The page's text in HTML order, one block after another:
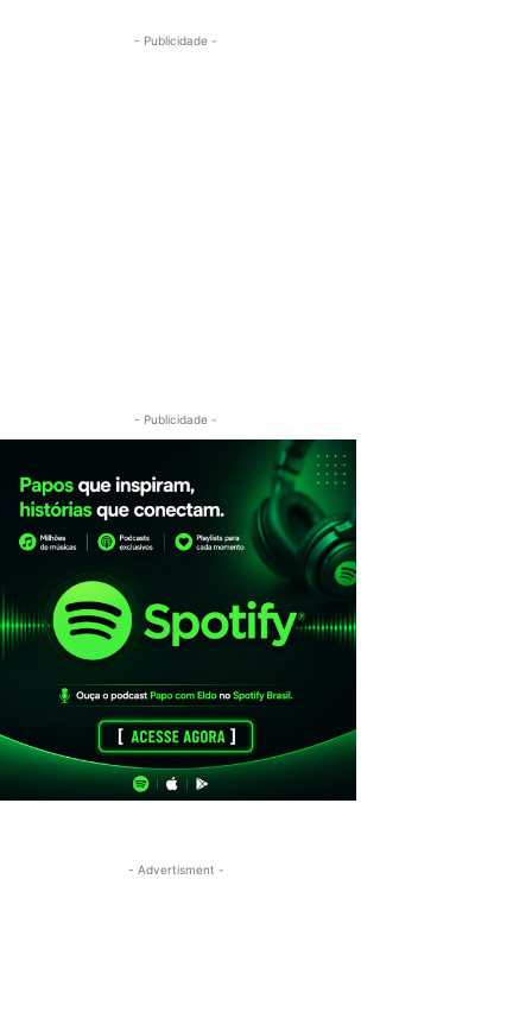
- Publicidade -
- Publicidade -
- Advertisment -